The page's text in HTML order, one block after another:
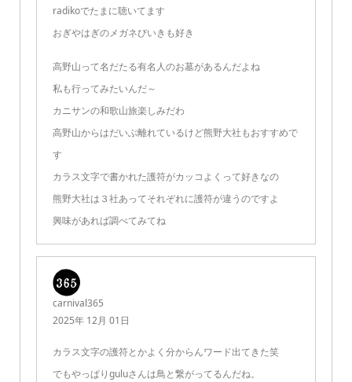
radikoでたまに聴いてます
おぎやはぎのメガネびいきも好き
高野山って名だたる有名人のお墓があるんだよね
私も行ってみたいんだ～
カニサンの和歌山旅楽しみだわ
高野山からはだいぶ離れているけど熊野大社もおすすめで
す
カラス文字で書かれた護符がカッコよくって好きなの
熊野大社は３社あってそれぞれに護符が違うのですよ
興味があれば調べてみてね
carnival365
2025年 12月 01日
カラス文字の護符とかよく分からんワード出てきた笑
でもやっぱりguluさんは鳥と繋がってるんだね。